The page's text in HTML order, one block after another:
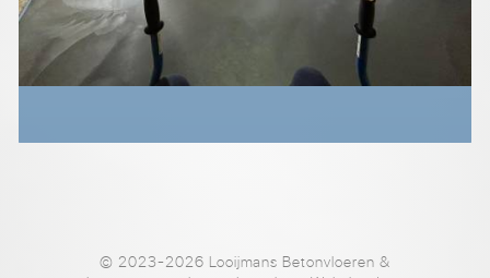
© 2023-2026 Looijmans Betonvloeren &